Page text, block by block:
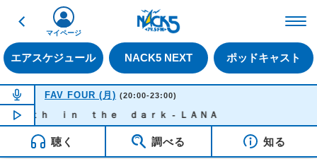
戻る
エアスケジュール NACK5 NEXT ポッドキャスト
マイページ
NOW ON AIR
FAV FOUR (月) (20:00-23:00)
NOW PLAYING 22:10
ｔｈ ｉｎ ｔｈｅ ｄａｒｋ - ＬＡＮＡ
聴く 調べる 知る